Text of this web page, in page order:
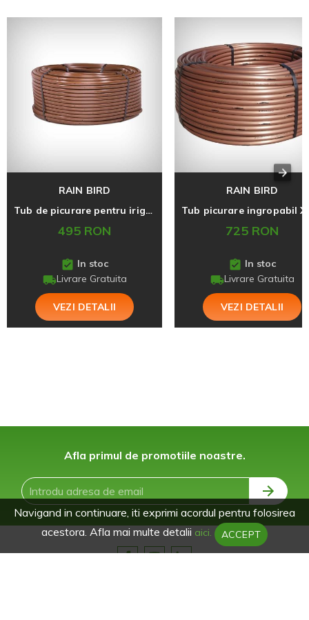
RAIN BIRD
Tub de picurare pentru irigatii de suprafata, seria XFD, Rain Bird
495 RON
In stoc
Livrare Gratuita
VEZI DETALII
RAIN BIRD
725 RON
In stoc
Livrare Gratuita
VEZI DETALII
Afla primul de promotiile noastre.
Navigand in continuare, iti exprimi acordul pentru folosirea
acestora. Afla mai multe detalii aici. ACCEPT